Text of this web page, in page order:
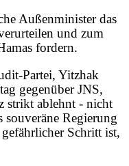
Außenminister das
und zum
fordern.
Partei, Yitzhak
gegenüber JNS,
strikt ablehnt - nicht
souveräne Regierung
Schritt ist,